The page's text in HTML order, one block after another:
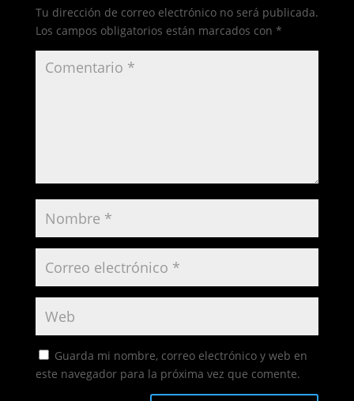
Tu dirección de correo electrónico no será publicada.
Los campos obligatorios están marcados con *
Guarda mi nombre, correo electrónico y web en
este navegador para la próxima vez que comente.